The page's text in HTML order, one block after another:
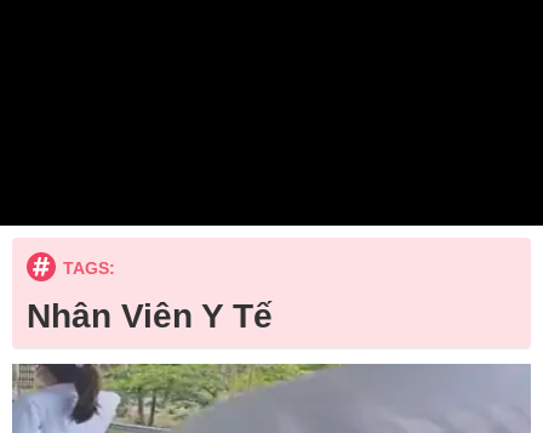
TAGS:
Nhân Viên Y Tế